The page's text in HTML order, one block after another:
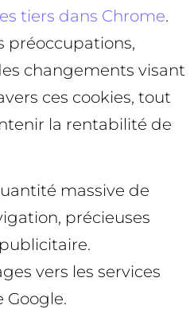
tiers dans Chrome.
préoccupations,
changements visant
ces cookies, tout
la rentabilité de
massive de
précieuses
vers les services
Google.